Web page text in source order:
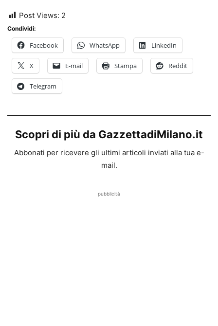
Post Views: 2
Condividi:
Facebook WhatsApp LinkedIn
X E-mail Stampa Reddit
Telegram
Scopri di più da GazzettadiMilano.it
Abbonati per ricevere gli ultimi articoli inviati alla tua e-
mail.
pubblicità